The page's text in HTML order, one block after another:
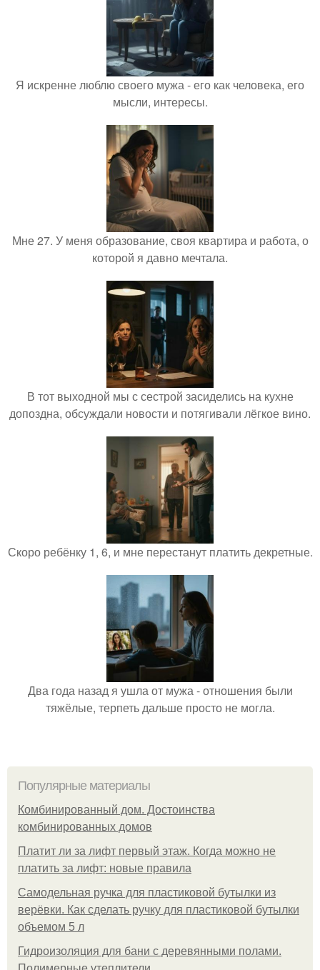
Я искренне люблю своего мужа - его как человека, его
мысли, интересы.
Мне 27. У меня образование, своя квартира и работа, о
которой я давно мечтала.
В тот выходной мы с сестрой засиделись на кухне
допоздна, обсуждали новости и потягивали лёгкое вино.
Скоро ребёнку 1, 6, и мне перестанут платить декретные.
Два года назад я ушла от мужа - отношения были
тяжёлые, терпеть дальше просто не могла.
Популярные материалы
Комбинированный дом. Достоинства
комбинированных домов
Платит ли за лифт первый этаж. Когда можно не
платить за лифт: новые правила
Самодельная ручка для пластиковой бутылки из
верёвки. Как сделать ручку для пластиковой бутылки
объемом 5 л
Гидроизоляция для бани с деревянными полами.